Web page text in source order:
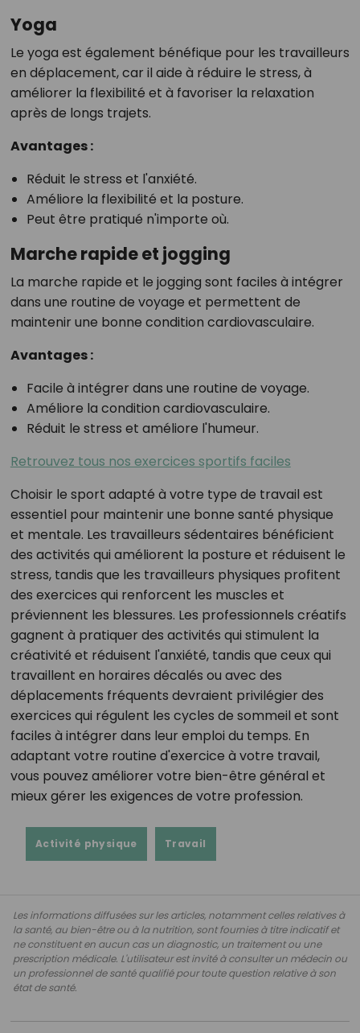
Yoga
Le yoga est également bénéfique pour les travailleurs
en déplacement, car il aide à réduire le stress, à
améliorer la flexibilité et à favoriser la relaxation
après de longs trajets.
Avantages :
Réduit le stress et l'anxiété.
Améliore la flexibilité et la posture.
Peut être pratiqué n'importe où.
Marche rapide et jogging
La marche rapide et le jogging sont faciles à intégrer
dans une routine de voyage et permettent de
maintenir une bonne condition cardiovasculaire.
Avantages :
Facile à intégrer dans une routine de voyage.
Améliore la condition cardiovasculaire.
Réduit le stress et améliore l'humeur.
Retrouvez tous nos exercices sportifs faciles
Choisir le sport adapté à votre type de travail est
essentiel pour maintenir une bonne santé physique
et mentale. Les travailleurs sédentaires bénéficient
des activités qui améliorent la posture et réduisent le
stress, tandis que les travailleurs physiques profitent
des exercices qui renforcent les muscles et
préviennent les blessures. Les professionnels créatifs
gagnent à pratiquer des activités qui stimulent la
créativité et réduisent l'anxiété, tandis que ceux qui
travaillent en horaires décalés ou avec des
déplacements fréquents devraient privilégier des
exercices qui régulent les cycles de sommeil et sont
faciles à intégrer dans leur emploi du temps. En
adaptant votre routine d'exercice à votre travail,
vous pouvez améliorer votre bien-être général et
mieux gérer les exigences de votre profession.
Activité physique Travail
Les informations diffusées sur les articles, notamment celles relatives à
la santé, au bien-être ou à la nutrition, sont fournies à titre indicatif et
ne constituent en aucun cas un diagnostic, un traitement ou une
prescription médicale. L'utilisateur est invité à consulter un médecin ou
un professionnel de santé qualifié pour toute question relative à son
état de santé.